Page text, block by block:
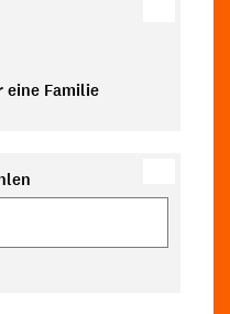
eine Familie